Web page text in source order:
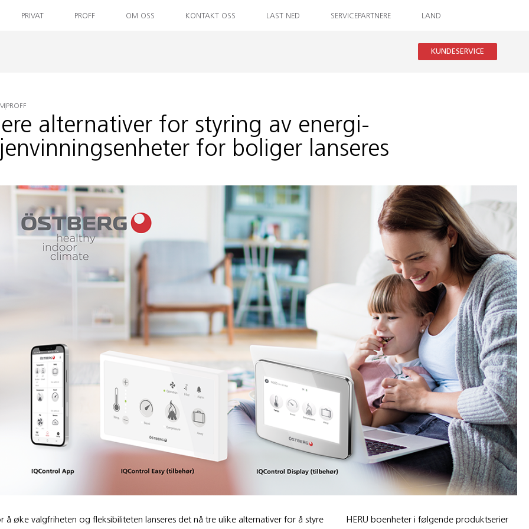
PRIVAT PROFF OM OSS KONTAKT OSS LAST NED SERVICEPARTNERE LAND
KUNDESERVICE
PROFF
alternativer for styring av energi-
for boliger lanseres
å øke valgfriheten og fleksibiliteten lanseres det nå tre ulike alternativer for å styre HERU boenheter i følgende produktserier